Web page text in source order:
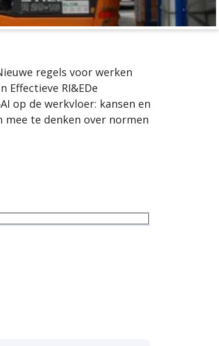
regels voor werken
RI&EDe
op de werkvloer: kansen en
mee te denken over normen